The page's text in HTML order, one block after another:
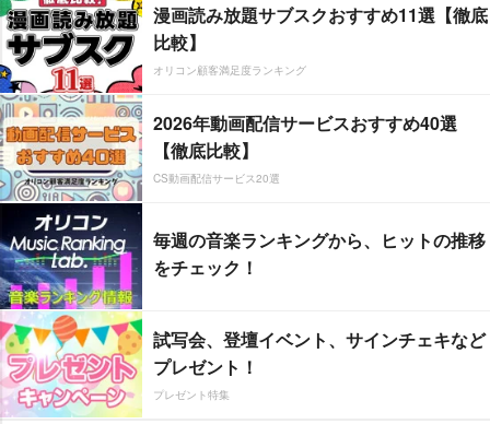
漫画読み放題サブスクおすすめ11選【徹底
比較】
オリコン顧客満足度ランキング
2026年動画配信サービスおすすめ40選
【徹底比較】
CS動画配信サービス20選
毎週の音楽ランキングから、ヒットの推移
をチェック！
試写会、登壇イベント、サインチェキなど
プレゼント！
プレゼント特集